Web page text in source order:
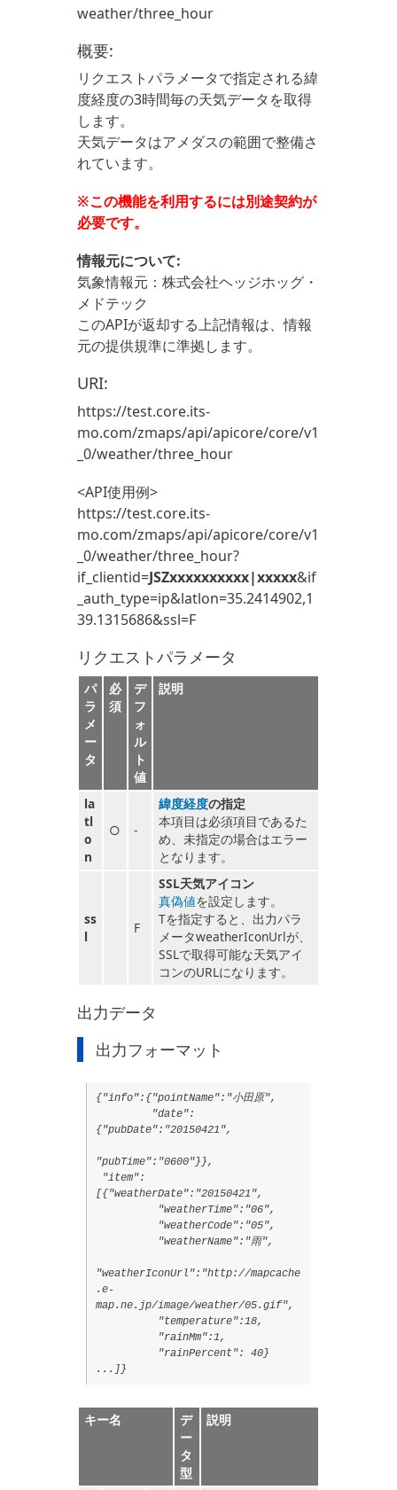
weather/three_hour
概要:
リクエストパラメータで指定される緯
度経度の3時間毎の天気データを取得
します。
天気データはアメダスの範囲で整備さ
れています。
※この機能を利用するには別途契約が
必要です。
情報元について:
気象情報元：株式会社ヘッジホッグ・
メドテック
このAPIが返却する上記情報は、情報
元の提供規準に準拠します。
URI:
https://test.core.its-
mo.com/zmaps/api/apicore/core/v1
_0/weather/three_hour
<API使用例>
https://test.core.its-
mo.com/zmaps/api/apicore/core/v1
_0/weather/three_hour?
if_clientid=JSZxxxxxxxxxx|xxxxx&if
_auth_type=ip&latlon=35.2414902,1
39.1315686&ssl=F
リクエストパラメータ
パ
ラ
メ
ー
タ
必
須
デ
フ
ォ
ル
ト
値
説明
la
tl
o
n
○ -
緯度経度の指定
本項目は必須項目であるた
め、未指定の場合はエラー
となります。
ss
l
F
SSL天気アイコン
真偽値を設定します。
Tを指定すると、出力パラ
メータweatherIconUrlが、
SSLで取得可能な天気アイ
コンのURLになります。
出力データ
出力フォーマット
{"info":{"pointName":"小田原",
"date":
{"pubDate":"20150421",
"pubTime":"0600"}},
"item":
[{"weatherDate":"20150421",
"weatherTime":"06",
"weatherCode":"05",
"weatherName":"雨",
"weatherIconUrl":"http://mapcache
.e-
map.ne.jp/image/weather/05.gif",
"temperature":18,
"rainMm":1,
"rainPercent": 40}
...]}
キー名
デ
ー
タ
型
説明